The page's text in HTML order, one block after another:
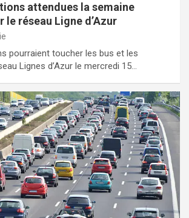
attendues la semaine
le réseau Ligne d’Azur
pourraient toucher les bus et les
Lignes d’Azur le mercredi 15…